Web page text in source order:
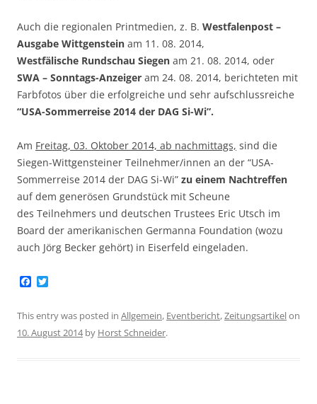
Auch die regionalen Printmedien, z. B. Westfalenpost –
Ausgabe Wittgenstein am 11. 08. 2014,
Westfälische Rundschau Siegen am 21. 08. 2014, oder
SWA – Sonntags-Anzeiger am 24. 08. 2014, berichteten mit
Farbfotos über die erfolgreiche und sehr aufschlussreiche
“USA-Sommerreise 2014 der DAG Si-Wi”.
Am Freitag, 03. Oktober 2014, ab nachmittags, sind die
Siegen-Wittgensteiner Teilnehmer/innen an der “USA-
Sommerreise 2014 der DAG Si-Wi” zu einem Nachtreffen
auf dem generösen Grundstück mit Scheune
des Teilnehmers und deutschen Trustees Eric Utsch im
Board der amerikanischen Germanna Foundation (wozu
auch Jörg Becker gehört) in Eiserfeld eingeladen.
e
b
o
t
e
This entry was posted in Allgemein, Eventbericht,Zeitungsartikelon
10. August 2014by Horst Schneider.